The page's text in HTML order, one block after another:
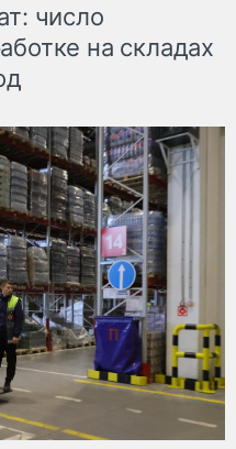
число
на складах